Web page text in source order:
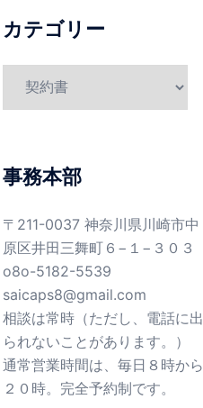
カテゴリー
ー
事務本部
〒211-0037 神奈川県川崎市中
原区井田三舞町６−１−３０３
o8o-5182-5539
saicaps8@gmail.com
相談は常時（ただし、電話に出
られないことがあります。）
通常営業時間は、毎日８時から
２０時。完全予約制です。